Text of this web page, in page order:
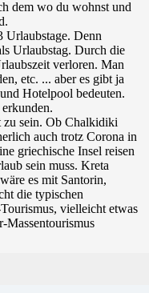
dem wo du wohnst und
Urlaubstage. Denn
Urlaubstag. Durch die
verloren. Man
etc. ... aber es gibt ja
Hotelpool bedeuten.
zu sein. Ob Chalkidiki
auch trotz Corona in
griechische Insel reisen
sein muss. Kreta
es mit Santorin,
die typischen
vielleicht etwas
Massentourismus